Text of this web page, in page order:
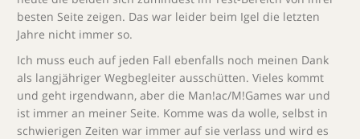
besten Seite zeigen. Das war leider beim Igel die letzten
Jahre nicht immer so.
Ich muss euch auf jeden Fall ebenfalls noch meinen Dank
als langjähriger Wegbegleiter ausschütten. Vieles kommt
und geht irgendwann, aber die Man!ac/M!Games war und
ist immer an meiner Seite. Komme was da wolle, selbst in
schwierigen Zeiten war immer auf sie verlass und wird es